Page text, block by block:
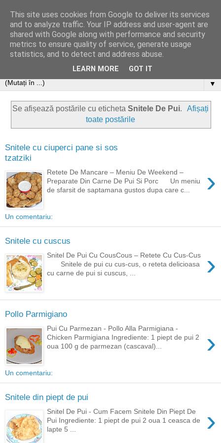
▼
Se afișează postările cu eticheta Snitele De Pui.
Afișați
toate postările
Snitele cu ciuperci pane si sos
tzatziki
›
Retete De Mancare – Meniu De Weekend –
Preparate Din Carne De Pui Si Porc Un meniu
de sfarsit de saptamana gustos dupa care c...
Un comentariu:
Snitele cu cuscus
›
Snitel De Pui Cu CousCous – Retete Cu Cus-Cus
Snitele de pui cu cus-cus, o reteta delicioasa
cu carne de pui si cuscus, ...
Pollo Parmigiano
›
Pui Cu Parmezan - Pollo Alla Parmigiana -
Chicken Parmigiana Ingrediente: 1 piept de pui 2
oua 100 g de parmezan (cascaval)...
Un comentariu:
Snitele din piept de pui
›
Snitel De Pui - Cum Facem Snitele Din Piept De
Pui Ingrediente: 1 piept de pui 2 oua 1 ceasca de
lapte 5 ...
This site uses cookies from Google to deliver its services
and to analyze traffic. Your IP address and user-agent are
shared with Google along with performance and security
metrics to ensure quality of service, generate usage
statistics, and to detect and address abuse.
LEARN MORE GOT IT